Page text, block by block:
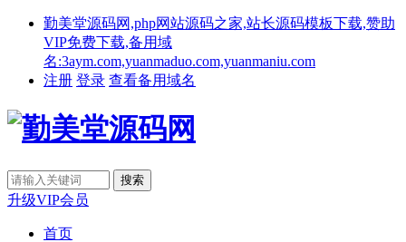
勤美堂源码网,php网站源码之家,站长源码模板下载,赞助
VIP免费下载,备用域
名:3aym.com,yuanmaduo.com,yuanmaniu.com
注册 登录 查看备用域名
升级VIP会员
首页